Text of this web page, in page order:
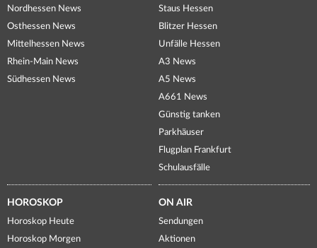
Nordhessen News
Osthessen News
Mittelhessen News
Rhein-Main News
Südhessen News
Staus Hessen
Blitzer Hessen
Unfälle Hessen
A3 News
A5 News
A661 News
Günstig tanken
Parkhäuser
Flugplan Frankfurt
Schulausfälle
HOROSKOP
Horoskop Heute
Horoskop Morgen
ON AIR
Sendungen
Aktionen